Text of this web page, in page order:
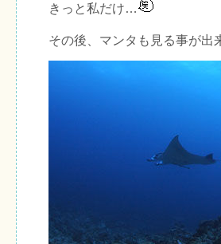
きっと私だけ…
その後、マンタも見る事が出